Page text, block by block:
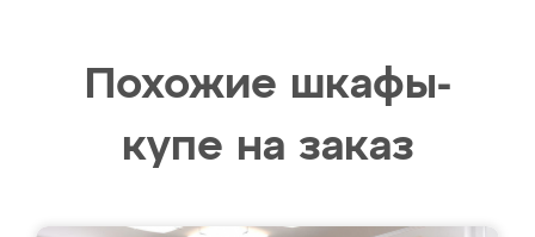
Похожие шкафы-
купе на заказ